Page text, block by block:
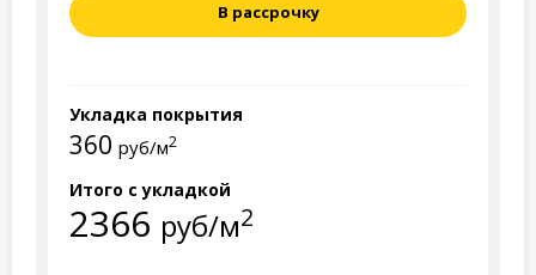
В рассрочку
Укладка покрытия
360 руб/м2
Итого с укладкой
2366 руб/м2